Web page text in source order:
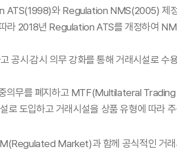
ATS(1998)와 Regulation NMS(2005) 제
라 2018년 Regulation ATS를 개정하여
시‧감시 의무 강화를 통해 거래시설로 수
의무를 폐지하고 MTF(Multilateral
도입하고 거래시설을 상품 유형에 따라
Market)과 함께 공식적인 거